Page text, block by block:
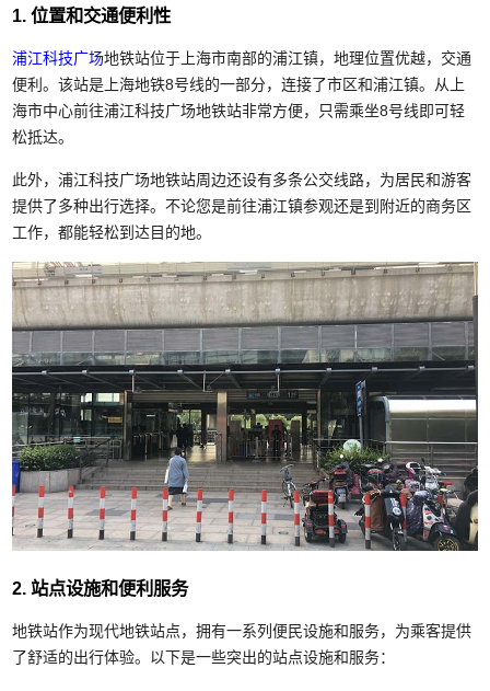
1. 位置和交通便利性
浦江科技广场地铁站位于上海市南部的浦江镇，地理位置优越，交通
便利。该站是上海地铁8号线的一部分，连接了市区和浦江镇。从上
海市中心前往浦江科技广场地铁站非常方便，只需乘坐8号线即可轻
松抵达。
此外，浦江科技广场地铁站周边还设有多条公交线路，为居民和游客
提供了多种出行选择。不论您是前往浦江镇参观还是到附近的商务区
工作，都能轻松到达目的地。
2. 站点设施和便利服务
地铁站作为现代地铁站点，拥有一系列便民设施和服务，为乘客提供
了舒适的出行体验。以下是一些突出的站点设施和服务：